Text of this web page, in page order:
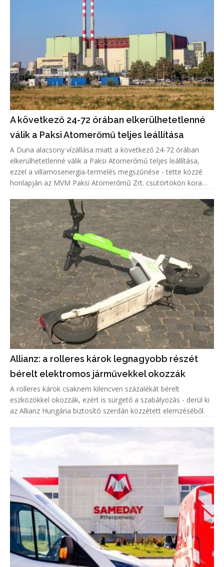
A következő 24-72 órában elkerülhetetlenné
válik a Paksi Atomerőmű teljes leállítása
A Duna alacsony vízállása miatt a következő 24-72 órában
elkerülhetetlenné válik a Paksi Atomerőmű teljes leállítása,
ezzel a villamosenergia-termelés megszűnése - tette közzé
honlapján az MVM Paksi Atomerőmű Zrt. csütörtökön kora
Allianz: a rolleres károk legnagyobb részét
bérelt elektromos járművekkel okozzák
A rolleres károk csaknem kilencven százalékát bérelt
eszközökkel okozzák, ezért is sürgető a szabályozás - derül ki
az Allianz Hungária biztosító szerdán közzétett elemzéséből.